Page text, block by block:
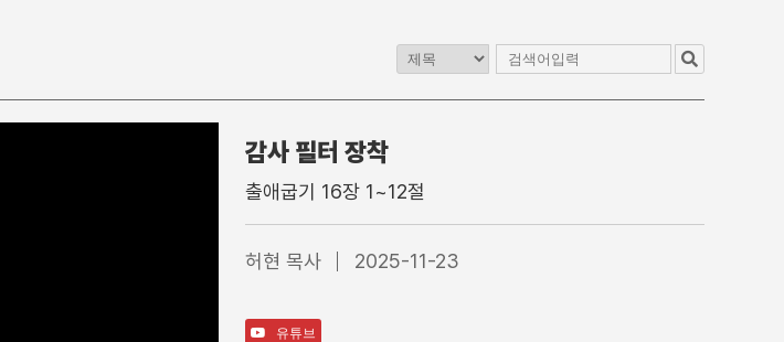
주일학교 청년교구
3청년부
감사 필터 장착
출애굽기 16장 1~12절
허현 목사 2025-11-23
유튜브